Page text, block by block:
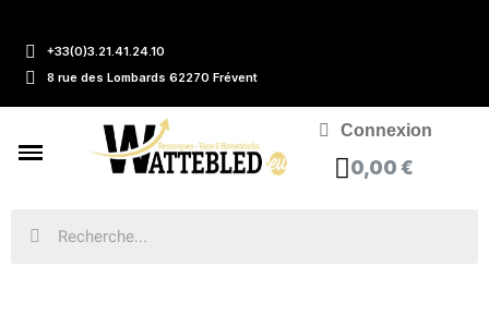
+33(0)3.21.41.24.10
8 rue des Lombards 62270 Frévent
Connexion
0,00 €